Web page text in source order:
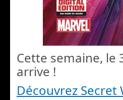
Cette semaine, le
arrive !
Découvrez Secret